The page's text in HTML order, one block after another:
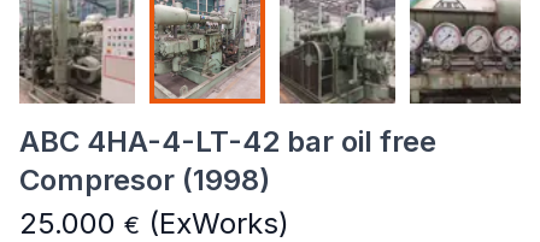
ABC 4HA-4-LT-42 bar oil free
Compresor (1998)
25.000 € (ExWorks)